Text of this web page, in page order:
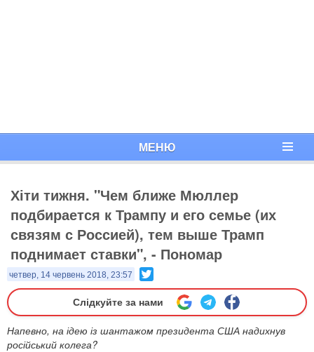
МЕНЮ
Хіти тижня. "Чем ближе Мюллер
подбирается к Трампу и его семье (их
связям с Россией), тем выше Трамп
поднимает ставки", - Пономар
четвер, 14 червень 2018, 23:57
Слідкуйте за нами
Напевно, на ідею із шантажом президента США надихнув
російський колега?